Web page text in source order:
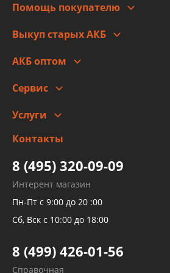
Помощь покупателю
Оплата
Гарантии и возврат
Выкуп старых АКБ
АКБ оптом
Сервис
Заправка кондиционера авто
Детейлинг
Услуги
высокого давления
Тормозных трубок
Рукавов гидроусилителей
Рукавов компрессоров и турбин
Трубок кондиционеров
Развертка пайка медных стальных
Контакты
8 (495) 320-09-09
Интерент магазин
Пн-Пт с 9:00 до 20 :00
Сб, Вск с 10:00 до 18:00
8 (499) 426-01-56
Справочная